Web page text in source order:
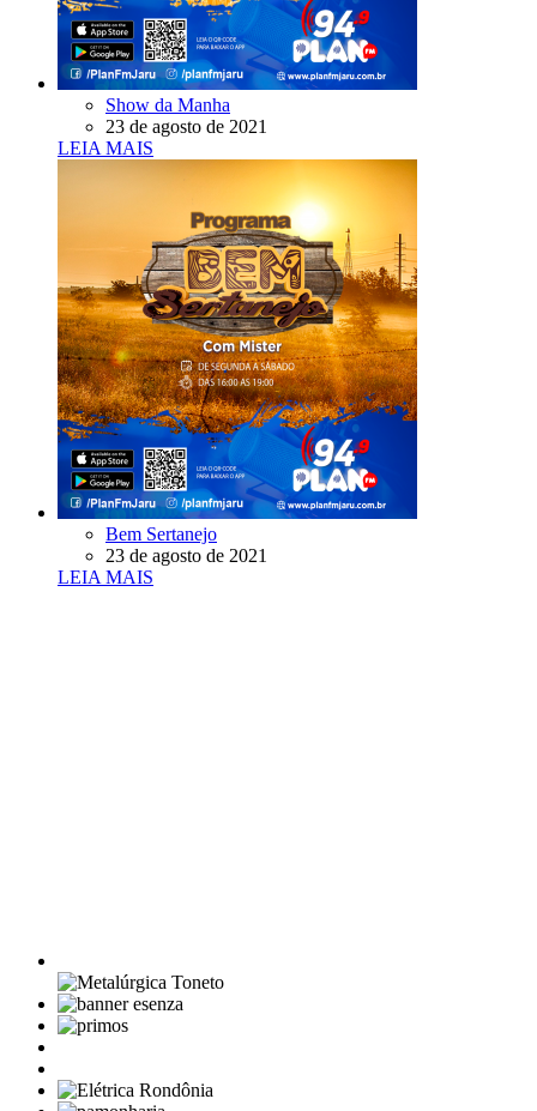
Show da Manha
23 de agosto de 2021
LEIA MAIS
Bem Sertanejo
23 de agosto de 2021
LEIA MAIS